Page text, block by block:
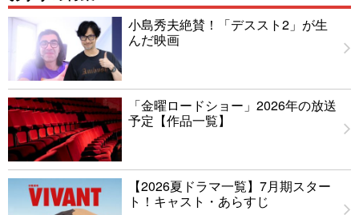
小島秀夫絶賛！「デススト2」が生
んだ映画
「金曜ロードショー」2026年の放送
予定【作品一覧】
【2026夏ドラマ一覧】7月期スター
ト！キャスト・あらすじ